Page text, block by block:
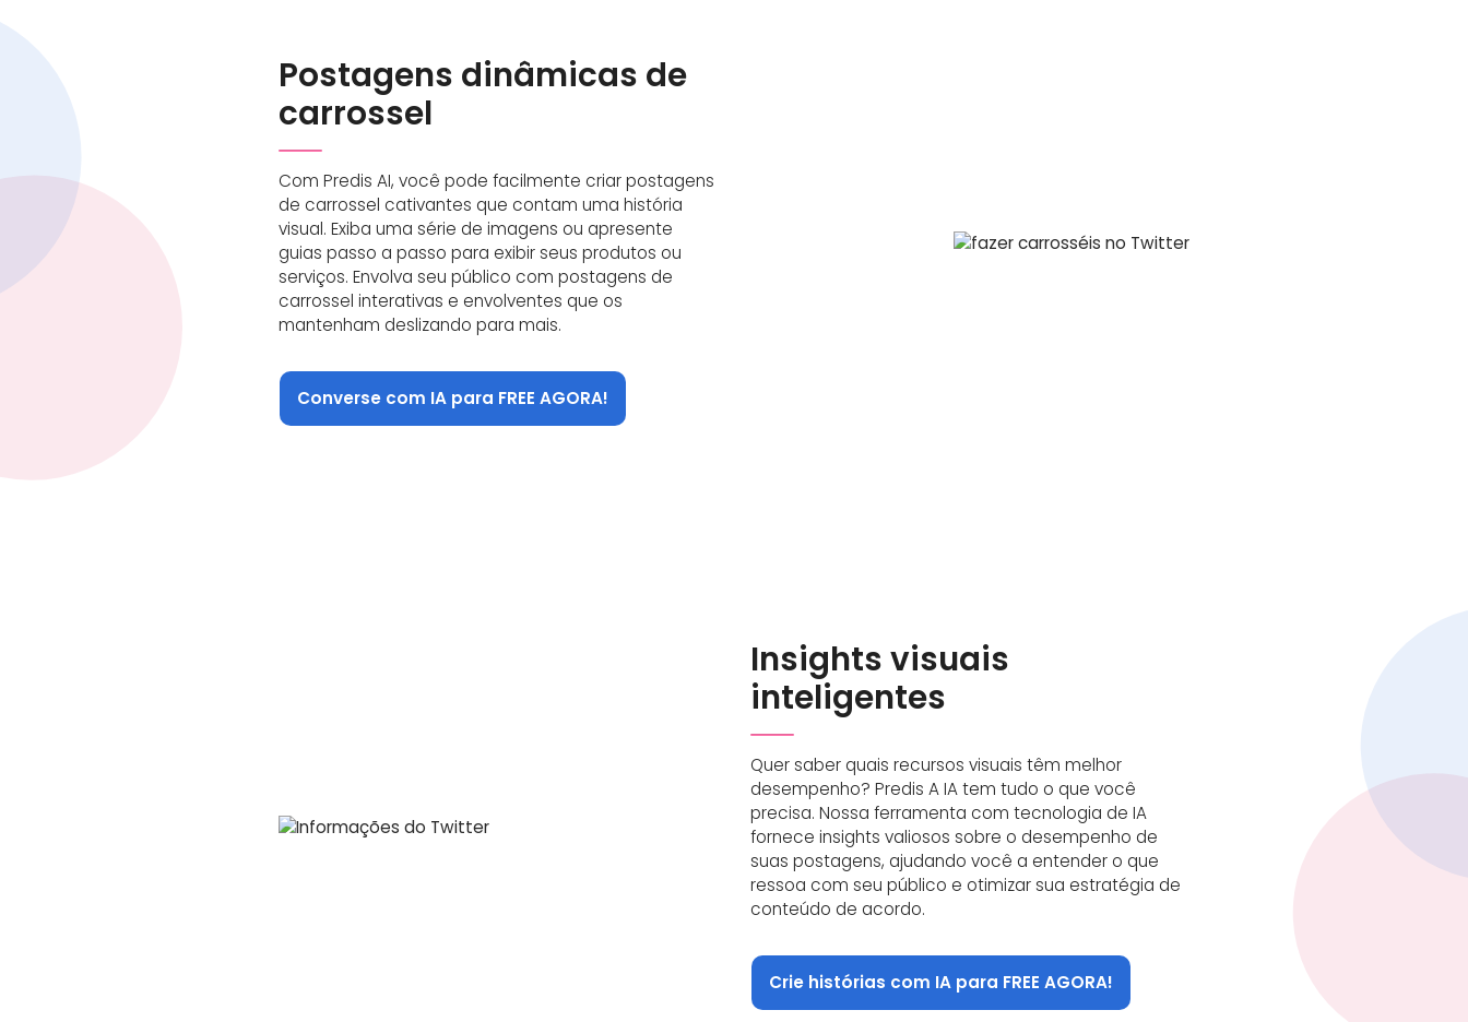
Postagens dinâmicas de
carrossel
Com Predis AI, você pode facilmente criar postagens
de carrossel cativantes que contam uma história
visual. Exiba uma série de imagens ou apresente
guias passo a passo para exibir seus produtos ou
serviços. Envolva seu público com postagens de
carrossel interativas e envolventes que os
mantenham deslizando para mais.
Converse com IA para FREE AGORA!
Insights visuais
inteligentes
Quer saber quais recursos visuais têm melhor
desempenho? Predis A IA tem tudo o que você
precisa. Nossa ferramenta com tecnologia de IA
fornece insights valiosos sobre o desempenho de
suas postagens, ajudando você a entender o que
ressoa com seu público e otimizar sua estratégia de
conteúdo de acordo.
Crie histórias com IA para FREE AGORA!